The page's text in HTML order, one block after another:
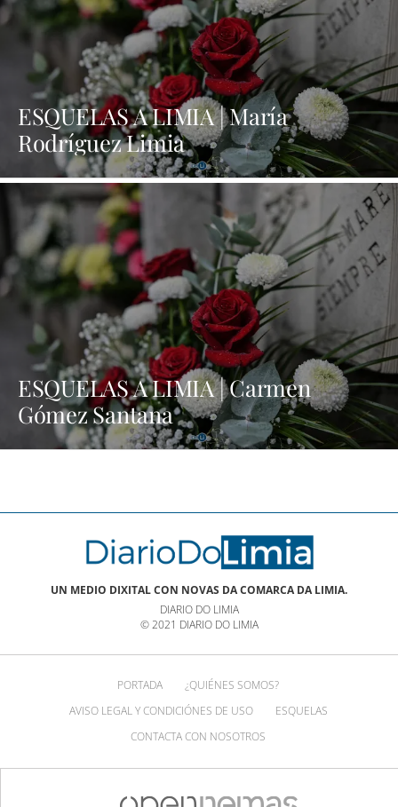
ESQUELAS A LIMIA | María
Rodríguez Limia
ESQUELAS A LIMIA | Carmen
Gómez Santana
UN MEDIO DIXITAL CON NOVAS DA COMARCA DA LIMIA.
DIARIO DO LIMIA
© 2021 DIARIO DO LIMIA
PORTADA
¿QUIÉNES SOMOS?
AVISO LEGAL Y CONDICIÓNES DE USO
ESQUELAS
CONTACTA CON NOSOTROS